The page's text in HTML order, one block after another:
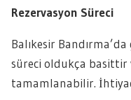
Rezervasyon Süreci
Balıkesir
süreci oldukça basittir
tamamlanabilir.